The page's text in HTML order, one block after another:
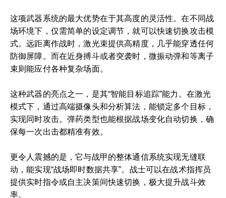
这项武器系统的最大优势在于其高度的灵活性。在不同战
场环境下，仅需简单的设定调节，就可以快速切换攻击模
式。远距离作战时，激光束提供高精度，几乎能穿透任何
防御屏障。而在近身搏斗或者突袭时，微振动弹和等离子
束则能应付各种复杂场面。
这种武器的亮点之一，是其“智能目标追踪”能力。在激光
模式下，通过高端摄像头和分析算法，能锁定多个目标，
实现同时攻击。弹药类型也能根据战场变化自动切换，确
保每一次出击都精准有效。
更令人震撼的是，它与战甲的整体通信系统实现无缝联
动，能实现“战场即时数据共享”。战士可以在战术指挥员
提供实时指令或自主决策间快速切换，极大提升战斗效
率。